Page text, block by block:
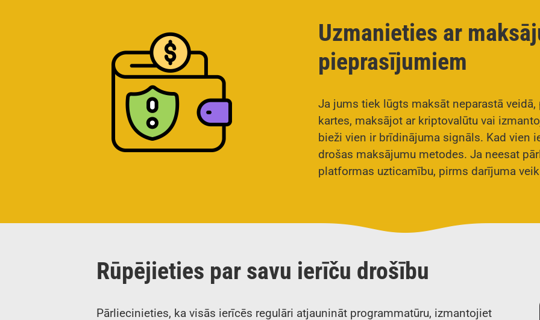
Uzmanieties ar
pieprasījumiem
Ja jums tiek lūgts maksāt neparastā
kartes, maksājot ar kriptovalūtu vai
bieži vien ir brīdinājuma signāls. Kad vien
drošas maksājumu metodes. Ja neesat
platformas uzticamību, pirms darījuma
Rūpējieties par savu ierīču drošību
Pārliecinieties, ka visās ierīcēs regulāri atjaunināt programmatūru, izmantojiet